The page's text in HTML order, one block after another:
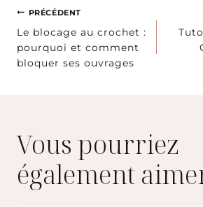
Navigation
de
l’article
PRÉCÉDENT
Le blocage au crochet :
pourquoi et comment
bloquer ses ouvrages
Vous pourriez
également